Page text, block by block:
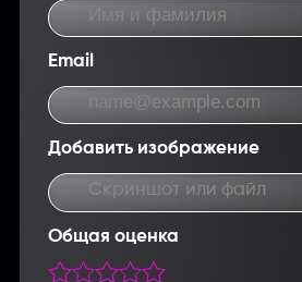
Email
Добавить изображение
Скриншот или файл
Общая оценка